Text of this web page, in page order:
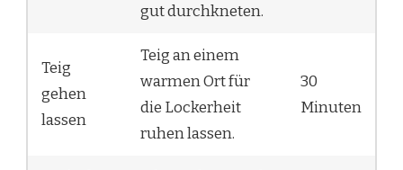
gut durchkneten.
Teig
gehen
lassen
Teig an einem
warmen Ort für
die Lockerheit
ruhen lassen.
30
Minuten